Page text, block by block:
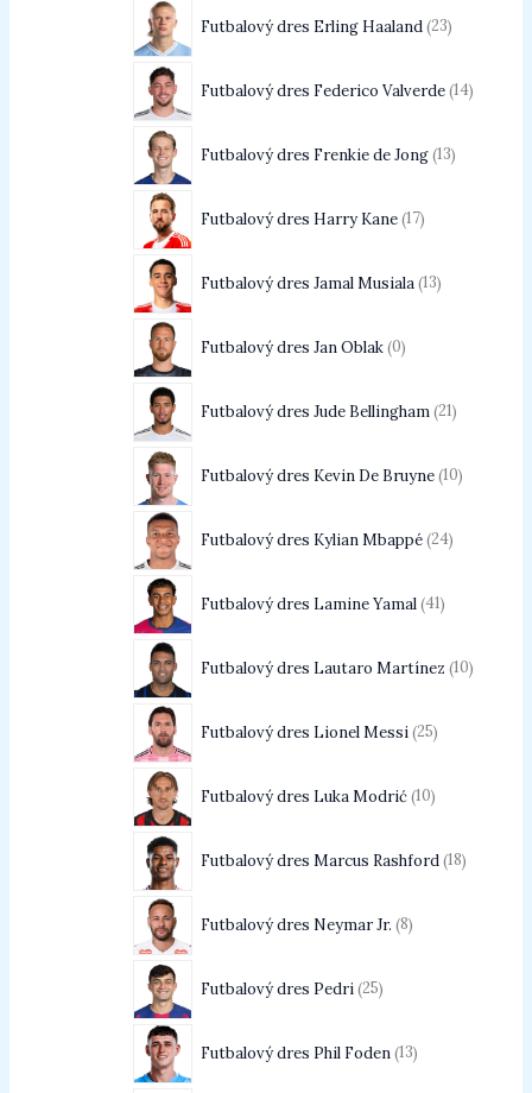
Futbalový dres Erling Haaland 23
Futbalový dres Federico Valverde 14
Futbalový dres Frenkie de Jong 13
Futbalový dres Harry Kane 17
Futbalový dres Jamal Musiala 13
Futbalový dres Jan Oblak 0
Futbalový dres Jude Bellingham 21
Futbalový dres Kevin De Bruyne 10
Futbalový dres Kylian Mbappé 24
Futbalový dres Lamine Yamal 41
Futbalový dres Lautaro Martínez 10
Futbalový dres Lionel Messi 25
Futbalový dres Luka Modrić 10
Futbalový dres Marcus Rashford 18
Futbalový dres Neymar Jr. 8
Futbalový dres Pedri 25
Futbalový dres Phil Foden 13